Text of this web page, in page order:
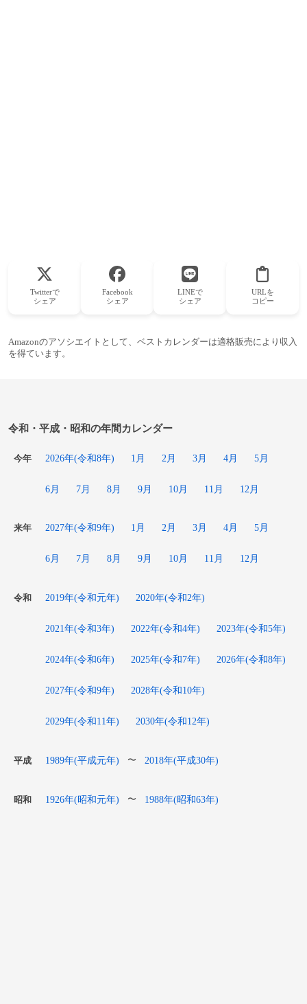
Twitterで
シェア
Facebook
シェア
LINEで
シェア
URLを
コピー
Amazonのアソシエイトとして、ベストカレンダーは適格販売により収入
を得ています。
令和・平成・昭和の年間カレンダー
今年 2026年(令和8年) 1月 2月 3月 4月 5月
6月 7月 8月 9月 10月 11月 12月
来年 2027年(令和9年) 1月 2月 3月 4月 5月
6月 7月 8月 9月 10月 11月 12月
令和 2019年(令和元年) 2020年(令和2年)
2021年(令和3年) 2022年(令和4年) 2023年(令和5年)
2024年(令和6年) 2025年(令和7年) 2026年(令和8年)
2027年(令和9年) 2028年(令和10年)
2029年(令和11年) 2030年(令和12年)
平成 1989年(平成元年) 〜 2018年(平成30年)
昭和 1926年(昭和元年) 〜 1988年(昭和63年)